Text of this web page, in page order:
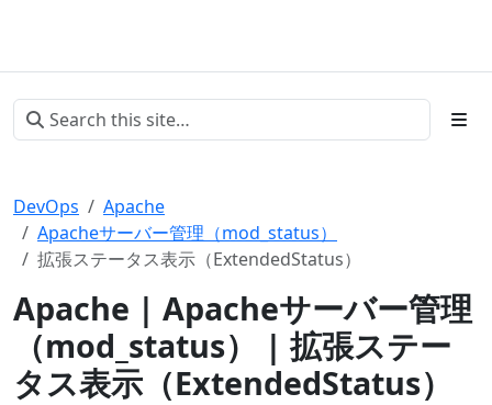
DevOps
Apache
Apacheサーバー管理（mod_status）
拡張ステータス表示（ExtendedStatus）
Apache | Apacheサーバー管理
（mod_status） | 拡張ステー
タス表示（ExtendedStatus）